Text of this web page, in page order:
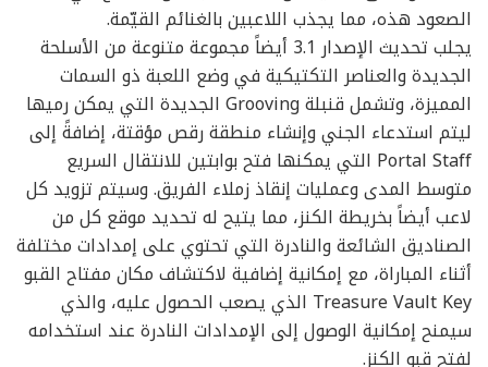
الصعود هذه، مما يجذب اللاعبين بالغنائم القيّمة.
يجلب تحديث الإصدار 3.1 أيضاً مجموعة متنوعة من الأسلحة
الجديدة والعناصر التكتيكية في وضع اللعبة ذو السمات
المميزة، وتشمل قنبلة Grooving الجديدة التي يمكن رميها
ليتم استدعاء الجني وإنشاء منطقة رقص مؤقتة، إضافةً إلى
Portal Staff التي يمكنها فتح بوابتين للانتقال السريع
متوسط المدى وعمليات إنقاذ زملاء الفريق. وسيتم تزويد كل
لاعب أيضاً بخريطة الكنز، مما يتيح له تحديد موقع كل من
الصناديق الشائعة والنادرة التي تحتوي على إمدادات مختلفة
أثناء المباراة، مع إمكانية إضافية لاكتشاف مكان مفتاح القبو
Treasure Vault Key الذي يصعب الحصول عليه، والذي
سيمنح إمكانية الوصول إلى الإمدادات النادرة عند استخدامه
لفتح قبو الكنز.